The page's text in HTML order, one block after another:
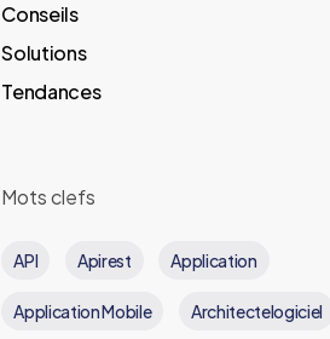
Conseils
Solutions
Tendances
Mots clefs
API Apirest Application
Application Mobile Architectelogiciel